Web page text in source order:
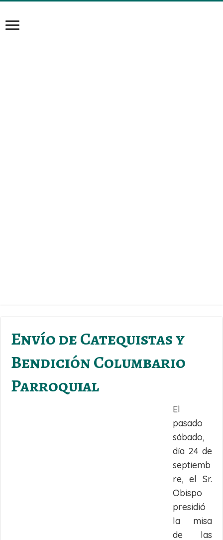
Envío de Catequistas y
Bendición Columbario
Parroquial
El
pasado
sábado,
día 24 de
septiemb
re, el Sr.
Obispo
presidió
la misa
de las